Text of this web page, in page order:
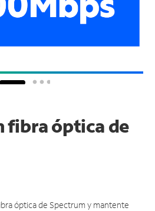
fibra óptica de
óptica de Spectrum y mantente